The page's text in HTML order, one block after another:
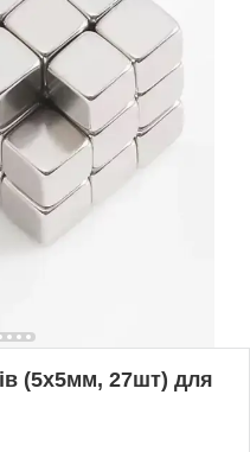
(5х5мм, 27шт) для